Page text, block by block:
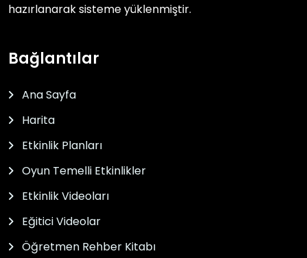
hazırlanarak sisteme yüklenmiştir.
Bağlantılar
Ana Sayfa
Harita
Etkinlik Planları
Oyun Temelli Etkinlikler
Etkinlik Videoları
Eğitici Videolar
Öğretmen Rehber Kitabı